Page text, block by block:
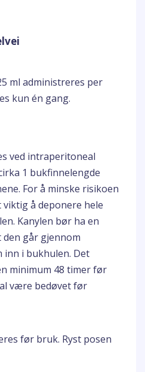
ml administreres per
kun én gang.
ved intraperitoneal
1 bukfinnelengde
For å minske risikoen
å deponere hele
Kanylen bør ha en
går gjennom
inn i bukhulen. Det
minimum 48 timer før
være bedøvet før
før bruk. Ryst posen